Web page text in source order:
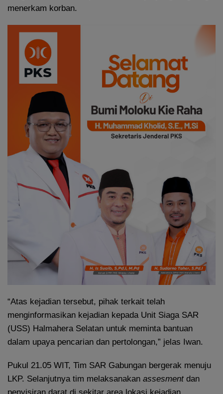
menerkam korban.
“Atas kejadian tersebut, pihak terkait telah
menginformasikan kejadian kepada Unit Siaga SAR
(USS) Halmahera Selatan untuk meminta bantuan
dalam upaya pencarian dan pertolongan,” jelas Iwan.
Pukul 21.05 WIT, Tim SAR Gabungan bergerak menuju
LKP. Selanjutnya tim melaksanakan assesmentdan